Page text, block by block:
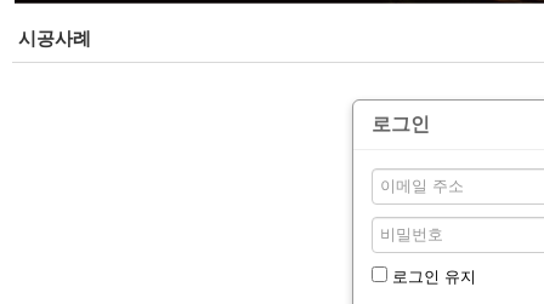
시공사례
로그인
로그인 유지